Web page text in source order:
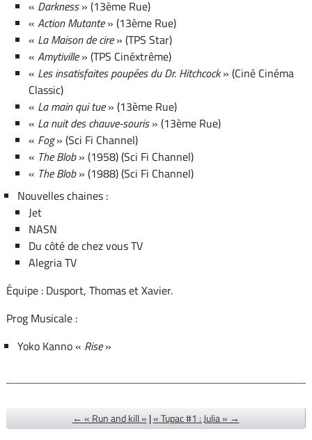
« Darkness» (13ème Rue)
«Action Mutante» (13ème Rue)
« La Maison de cire» (TPS Star)
«Amytiville» (TPS Cinéxtrême)
« Les insatisfaites poupées du Dr. Hitchcock» (Ciné Cinéma
Classic)
« La main qui tue» (13ème Rue)
« La nuit des chauve-souris» (13ème Rue)
« Fog» (Sci Fi Channel)
« The Blob» (1958) (Sci Fi Channel)
« The Blob» (1988) (Sci Fi Channel)
Nouvelles chaines :
Jet
NASN
Du côté de chez vous TV
Alegria TV
Équipe : Dusport, Thomas et Xavier.
Prog Musicale :
Yoko Kanno « Rise»
← « Run and kill » |« Tupac #1 : Julia » →